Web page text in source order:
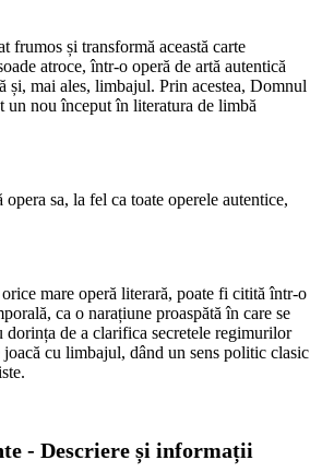
frumos și transformă această carte
atroce, într-o operă de artă autentică
și, mai ales, limbajul. Prin acestea, Domnul
un nou început în literatura de limbă
sa, la fel ca toate operele autentice,
mare operă literară, poate fi citită într-o
ca o narațiune proaspătă în care se
de a clarifica secretele regimurilor
cu limbajul, dând un sens politic clasic
- Descriere și informații